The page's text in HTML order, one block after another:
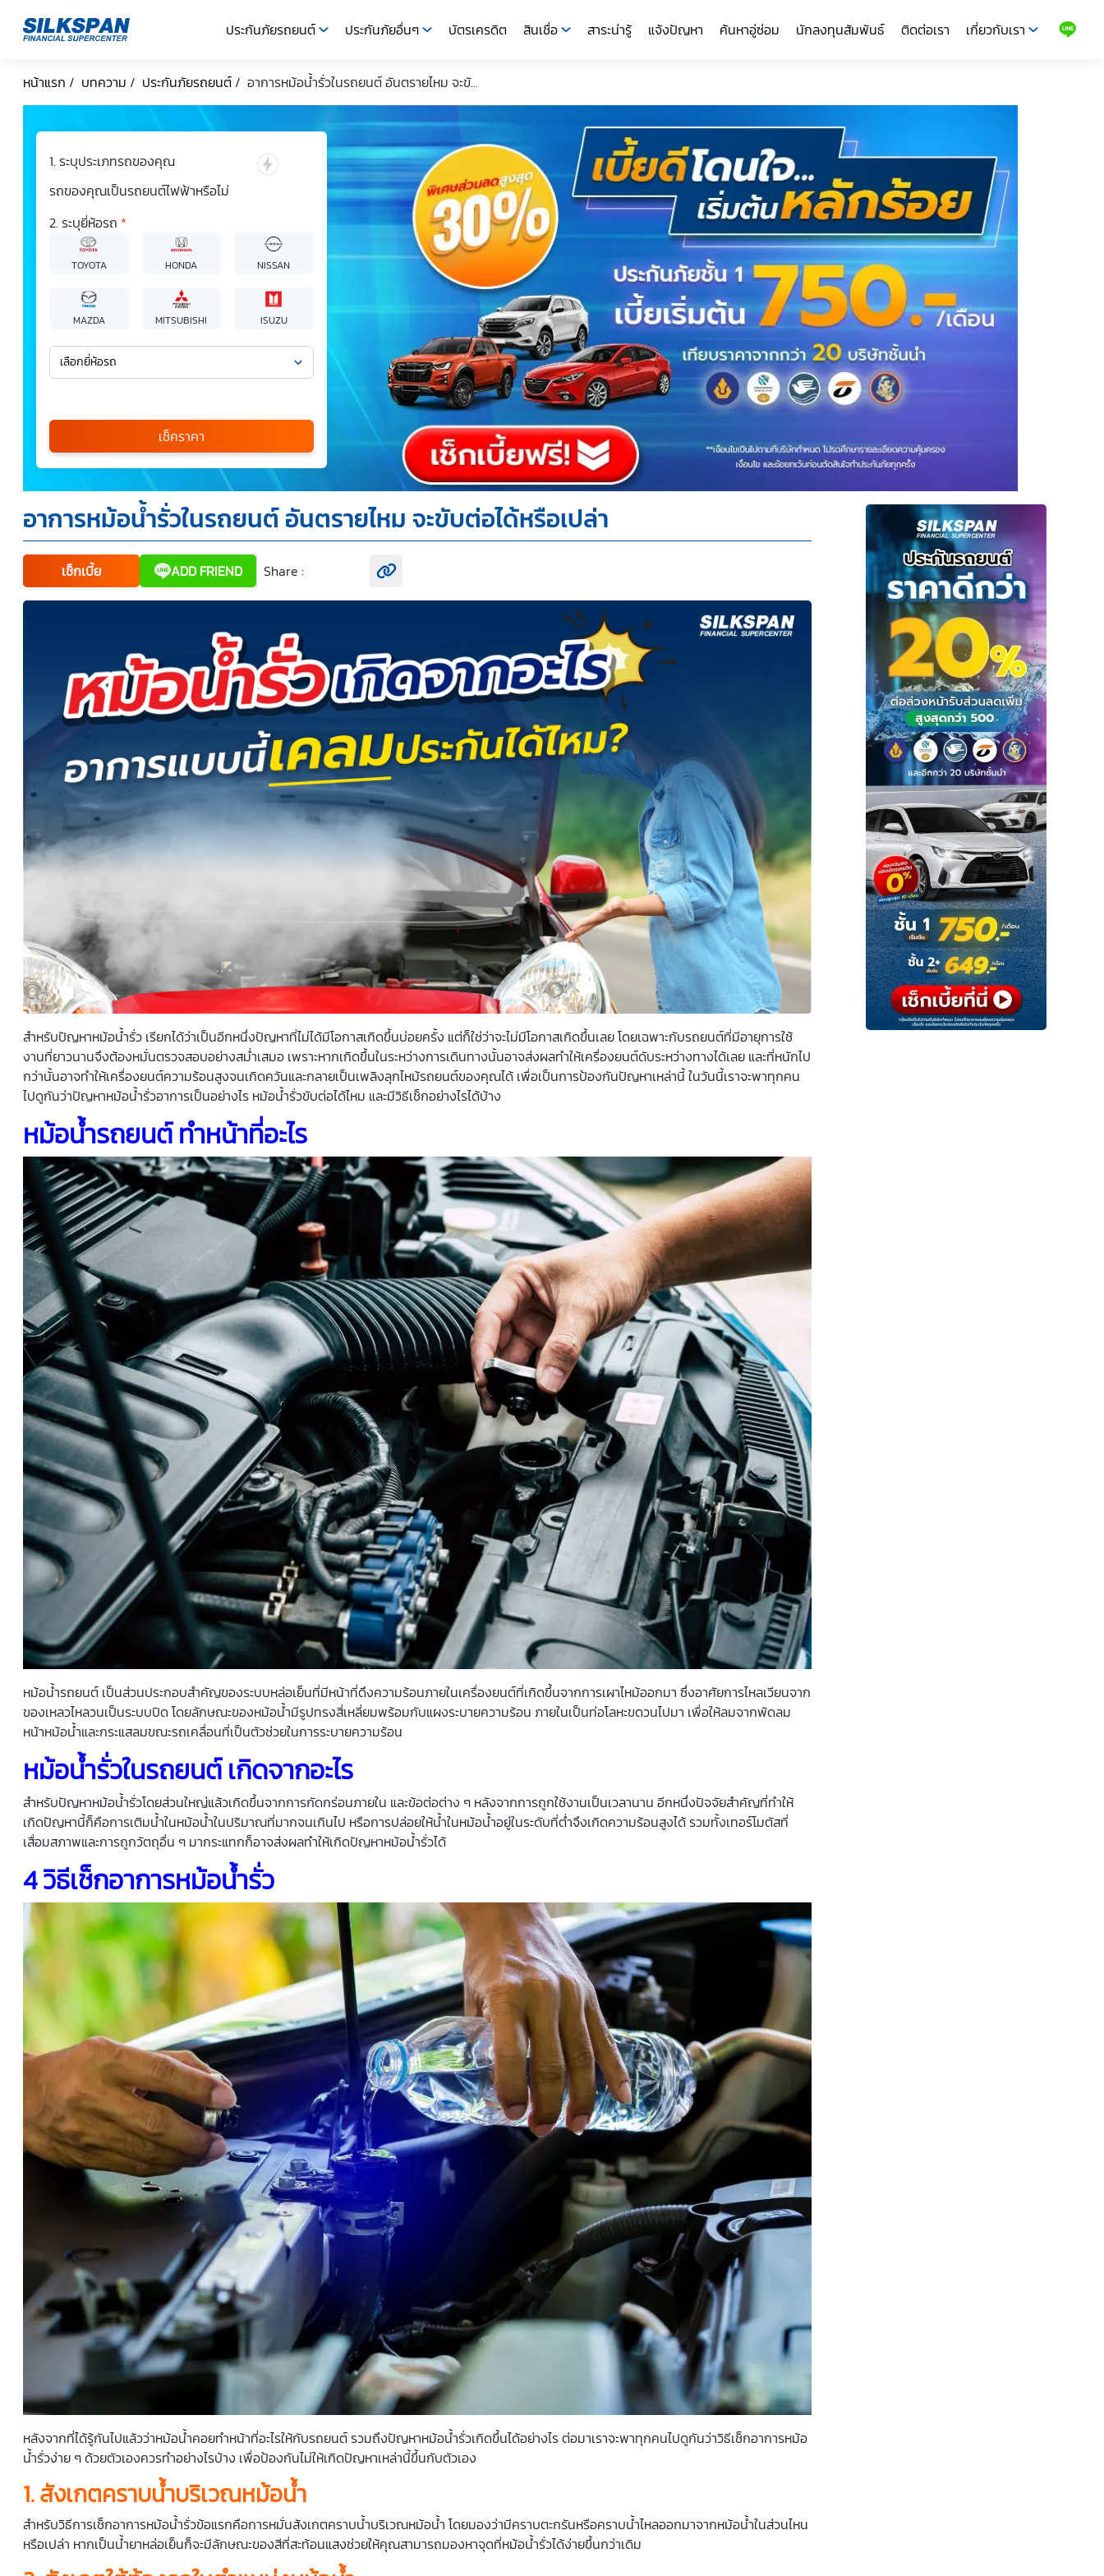
ประกันภัยรถยนต์ ประกันภัยอื่นๆ บัตรเครดิต สินเชื่อ สาระน่ารู้ แจ้งปัญหา ค้นหาอู่ซ่อม นักลงทุนสัมพันธ์ ติดต่อเรา
เกี่ยวกับเรา
หน้าแรก / บทความ / ประกันภัยรถยนต์ / อาการหม้อน้ำรั่วในรถยนต์ อันตรายไหม จะขั...
ระบุประเภทรถของคุณ
รถของคุณเป็นรถยนต์ไฟฟ้าหรือไม่
ระบุยี่ห้อรถ *
TOYOTA HONDA NISSAN
MAZDA MITSUBISHI ISUZU
เลือกยี่ห้อรถ
เลือกรุ่นรถ
กรุณาเลือก
*
ข้าพเจ้ารับทราบนโยบายคุ้มครองข้อมูลส่วนบุคคล และยินยอม
ให้บริษัท SILKSPAN อินชัวรันซ์ โบรกเกอร์เรจ จำกัด รวมถึง
บริษัทในเครือที่เกี่ยวข้องกัน ตลอดจนคู่ค้าทางธุรกิจและ/หรือ
พันธมิตรของบริษัทเหล่านี้ สามารถเก็บ ใช้ และ/หรือ เปิดเผย
ข้อมูลส่วนบุคคลและข้อมูลส่วนบุคคลที่มีความอ่อนไหวของ
ข้าพเจ้า เพื่อวัตถุประสงค์ในการดำเนินการติดต่อและนำเสนอ
ข้อมูลสำหรับการขายผลิตภัณฑ์ การจัดทำรายการส่งเสริมการ
ขายและการตลาด แจ้งสิทธิประโยชน์หรือข่าวสารต่างๆ แจ้ง
เพื่อพัฒนาผลิตภัณฑ์หรือบริการต่างๆ หรือเพื่อกิจกรรมอื่นๆ
ท่านสามารถอ่านรายละเอียดนโยบายคุ้มครองข้อมูลส่วนบุคคล
และสิทธิของเจ้าของข้อมูลส่วนบุคคลได้ที่เว็บไซต์
คำประกาศ
เกี่ยวกับความเป็นส่วนตัวก่อนให้ความยินยอม ทั้งนี้ ก่อนการ
แสดงเจตนา ข้าพเจ้าได้อ่านรายละเอียดจากเอกสารชี้แจง
ข้อมูล หรือได้รับคำอธิบายจากหน่วยงานถึงวัตถุประสงค์ในการ
เก็บรวบรวม ใช้หรือเปิดเผยข้อมูลส่วนบุคคล (“ประมวลผล
ข้อมูลส่วนบุคคล”) และมีความเข้าใจดีแล้ว ข้าพเจ้าให้ความ
ยินยอมหรือปฏิเสธไม่ให้ความยินยอมในเอกสารนี้ด้วยความ
สมัครใจ ปราศจากการบังคับหรือชักจูง และข้าพเจ้าทราบว่า
ข้าพเจ้าสามารถถอนความยินยอมนี้เสียเมื่อใดก็ได้ เว้นแต่ใน
กรณีมีข้อจำกัดสิทธิตามกฎหมายหรือยังมีสัญญาระหว่าง
ข้าพเจ้ากับสถาบันที่ให้ประโยชน์แก่ข้าพเจ้าอยู่ กรณีที่ข้าพเจ้า
ประสงค์จะไม่ให้ความยินยอม ข้าพเจ้าเข้าใจและยอมรับว่า การ
ไม่ให้ความยินยอมจะมีผลทำให้ข้าพเจ้า (เช่น ข้าพเจ้าอาจได้รับ
ความสะดวกในการใช้บริการน้อยลง หรือข้าพเจ้าไม่สามารถเข้า
ถึงฟังก์ชันการใช้งานบางอย่างได้ เป็นต้น) และข้าพเจ้าทราบ
ว่าการถอนความยินยอมดังกล่าว ไม่มีผลกระทบต่อการประมวล
ผลข้อมูลส่วนบุคคลที่ได้ดำเนินการเสร็จสิ้นไปแล้วก่อนการถอน
ข้าพเจ้าแทนการลงลายมือชื่อเป็นหลักฐาน
เช็คราคา
อาการหม้อน้ำรั่วในรถยนต์ อันตรายไหม จะขับต่อได้หรือเปล่า
เช็กเบี้ย ADD FRIEND Share : Facebook share
Twitter share
สำหรับปัญหาหม้อน้ำรั่ว เรียกได้ว่าเป็นอีกหนึ่งปัญหาที่ไม่ได้มีโอกาสเกิดขึ้นบ่อยครั้ง แต่ก็ใช่ว่าจะไม่มีโอกาสเกิดขึ้นเลย โดยเฉพาะกับรถยนต์ที่มีอายุการใช้
งานที่ยาวนานจึงต้องหมั่นตรวจสอบอย่างสม่ำเสมอ เพราะหากเกิดขึ้นในระหว่างการเดินทางนั้นอาจส่งผลทำให้เครื่องยนต์ดับระหว่างทางได้เลย และที่หนักไป
กว่านั้นอาจทำให้เครื่องยนต์ความร้อนสูงจนเกิดควันและกลายเป็นเพลิงลุกไหม้รถยนต์ของคุณได้ เพื่อเป็นการป้องกันปัญหาเหล่านี้ ในวันนี้เราจะพาทุกคน
ไปดูกันว่าปัญหาหม้อน้ำรั่วอาการเป็นอย่างไร หม้อน้ำรั่วขับต่อได้ไหม และมีวิธีเช็กอย่างไรได้บ้าง
หม้อน้ำรถยนต์ ทำหน้าที่อะไร
หม้อน้ำรถยนต์ เป็นส่วนประกอบสำคัญของระบบหล่อเย็นที่มีหน้าที่ดึงความร้อนภายในเครื่องยนต์ที่เกิดขึ้นจากการเผาไหม้ออกมา ซึ่งอาศัยการไหลเวียนจาก
ของเหลวไหลวนเป็นระบบปิด โดยลักษณะของหม้อน้ำมีรูปทรงสี่เหลี่ยมพร้อมกับแผงระบายความร้อน ภายในเป็นท่อโลหะขดวนไปมา เพื่อให้ลมจากพัดลม
หน้าหม้อน้ำและกระแสลมขณะรถเคลื่อนที่เป็นตัวช่วยในการระบายความร้อน
หม้อน้ำรั่วในรถยนต์ เกิดจากอะไร
สำหรับปัญหาหม้อน้ำรั่วโดยส่วนใหญ่แล้วเกิดขึ้นจากการกัดกร่อนภายใน และข้อต่อต่าง ๆ หลังจากการถูกใช้งานเป็นเวลานาน อีกหนึ่งปัจจัยสำคัญที่ทำให้
เกิดปัญหานี้ก็คือการเติมน้ำในหม้อน้ำในปริมาณที่มากจนเกินไป หรือการปล่อยให้น้ำในหม้อน้ำอยู่ในระดับที่ต่ำจึงเกิดความร้อนสูงได้ รวมทั้งเทอร์โมตัสที่
เสื่อมสภาพและการถูกวัตถุอื่น ๆ มากระแทกก็อาจส่งผลทำให้เกิดปัญหาหม้อน้ำรั่วได้
4 วิธีเช็กอาการหม้อน้ำรั่ว
หลังจากที่ได้รู้กันไปแล้วว่าหม้อน้ำคอยทำหน้าที่อะไรให้กับรถยนต์ รวมถึงปัญหาหม้อน้ำรั่วเกิดขึ้นได้อย่างไร ต่อมาเราจะพาทุกคนไปดูกันว่าวิธีเช็กอาการหม้อ
น้ำรั่วง่าย ๆ ด้วยตัวเองควรทำอย่างไรบ้าง เพื่อป้องกันไม่ให้เกิดปัญหาเหล่านี้ขึ้นกับตัวเอง
1. สังเกตคราบน้ำบริเวณหม้อน้ำ
สำหรับวิธีการเช็กอาการหม้อน้ำรั่วข้อแรกคือการหมั่นสังเกตคราบน้ำบริเวณหม้อน้ำ โดยมองว่ามีคราบตะกรันหรือคราบน้ำไหลออกมาจากหม้อน้ำในส่วนไหน
หรือเปล่า หากเป็นน้ำยาหล่อเย็นก็จะมีลักษณะของสีที่สะท้อนแสงช่วยให้คุณสามารถมองหาจุดที่หม้อน้ำรั่วได้ง่ายขึ้นกว่าเดิม